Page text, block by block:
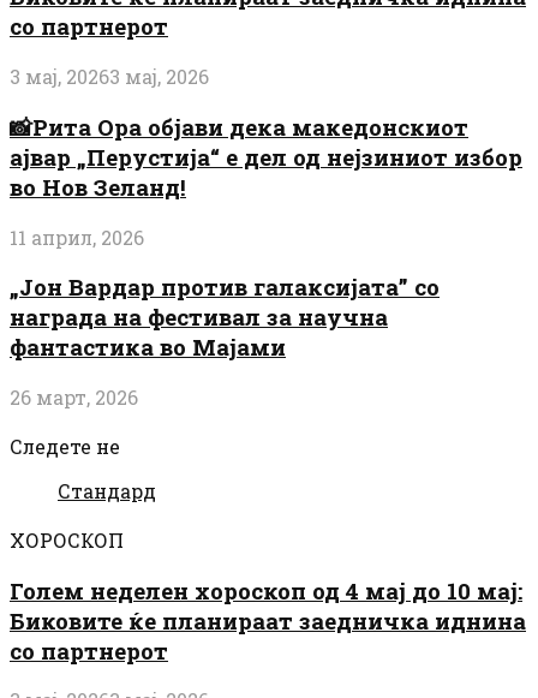
со партнерот
3 мај, 20263 мај, 2026
📸Рита Ора објави дека македонскиот
ајвар „Перустија“ е дел од нејзиниот избор
во Нов Зеланд!
11 април, 2026
„Јон Вардар против галаксијата” со
награда на фестивал за научна
фантастика во Мајами
26 март, 2026
Следете не
Стандард
ХОРОСКОП
Голем неделен хороскоп од 4 мај до 10 мај:
Биковите ќе планираат заедничка иднина
со партнерот